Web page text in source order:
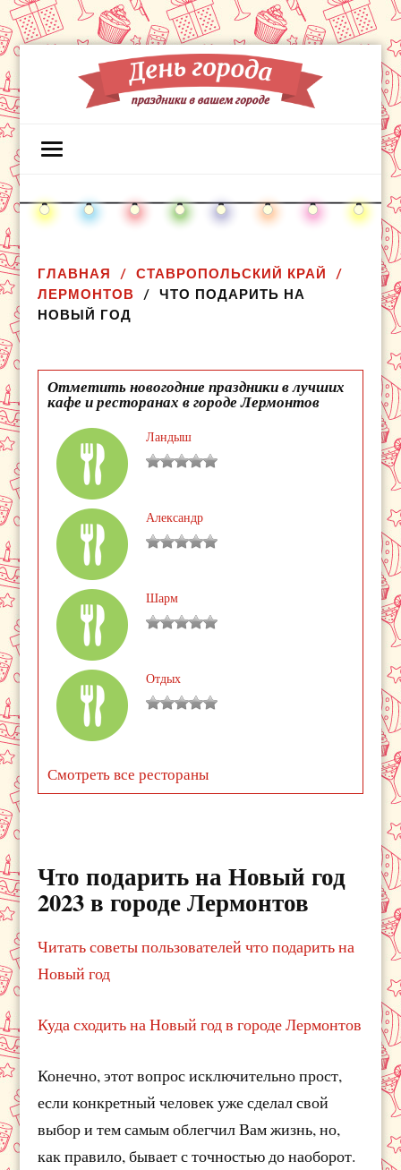
ГЛАВНАЯ
СТАВРОПОЛЬСКИЙ КРАЙ
ЛЕРМОНТОВ
ЧТО ПОДАРИТЬ НА
НОВЫЙ ГОД
Отметить новогодние праздники в лучших
кафе и ресторанах в городе Лермонтов
Ландыш
Александр
Шарм
Отдых
Смотреть все рестораны
Что подарить на Новый год
2023 в городе Лермонтов
Читать советы пользователей что подарить на
Новый год
Куда сходить на Новый год в городе Лермонтов
Конечно, этот вопрос исключительно прост,
если конкретный человек уже сделал свой
выбор и тем самым облегчил Вам жизнь, но,
как правило, бывает с точностью до наоборот.